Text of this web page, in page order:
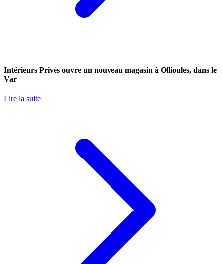
Intérieurs Privés ouvre un nouveau magasin à Ollioules, dans le
Var
Lire la suite